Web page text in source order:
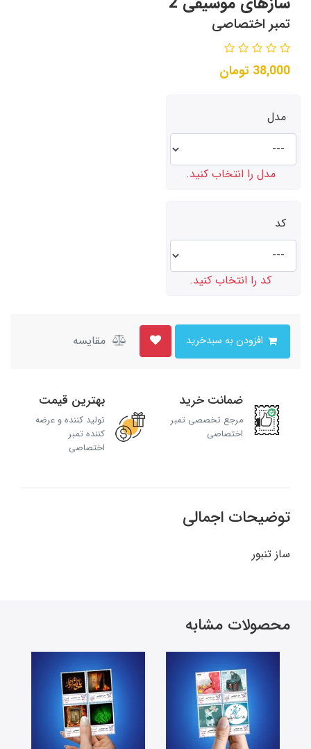
تمبر اختصاصی
38,000 تومان
مدل
مدل را انتخاب کنید.
کد
کد را انتخاب کنید.
مقایسه
ضمانت خرید
مرجع تخصصی تمبر
اختصاصی
بهترین قیمت
تولید کننده و عرضه
کننده تمبر
اختصاصی
توضیحات اجمالی
ساز تنبور
محصولات مشابه